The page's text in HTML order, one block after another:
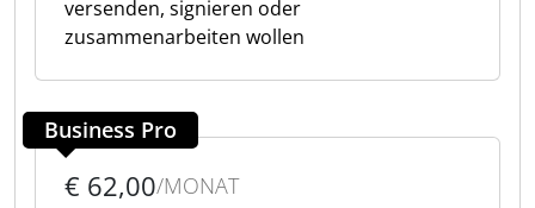
versenden, signieren oder
zusammenarbeiten wollen
Business Pro
€ 62,00/MONAT